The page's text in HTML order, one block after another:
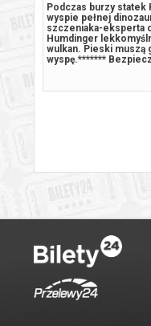
Podczas burzy statek
wyspie pełnej
szczeniaka-eksperta
Humdinger
wulkan. Pieski muszą
wyspę.*******
przypadku odwołania
automatyczny zwrot
komunikatem